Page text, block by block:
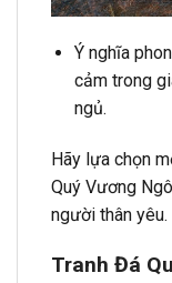
Ý nghĩa
cảm trong
ngủ.
Hãy lựa chọn
Quý Vương
người thân yêu.
Tranh Đá